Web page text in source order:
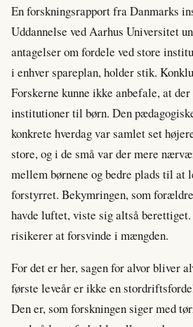
En forskningsrapport fra Danmarks
Uddannelse ved Aarhus Universitet
antagelser om fordele ved store
i enhver spareplan, holder stik.
Forskerne kunne ikke anbefale, at der
institutioner til børn. Den
konkrete hverdag var samlet set
store, og i de små var der mere
mellem børnene og bedre plads til at
forstyrret. Bekymringen, som
havde luftet, viste sig altså
risikerer at forsvinde i mængden.
For det er her, sagen for alvor bliver
første leveår er ikke en
Den er, som forskningen siger med